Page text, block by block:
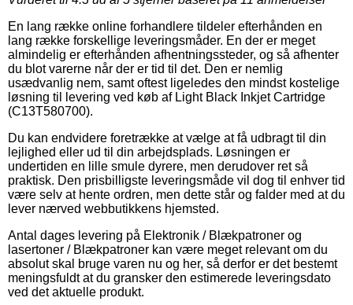
En lang række online forhandlere tildeler efterhånden en
lang række forskellige leveringsmåder. En der er meget
almindelig er efterhånden afhentningssteder, og så afhenter
du blot varerne når der er tid til det. Den er nemlig
usædvanlig nem, samt oftest ligeledes den mindst kostelige
løsning til levering ved køb af Light Black Inkjet Cartridge
(C13T580700).
Du kan endvidere foretrække at vælge at få udbragt til din
lejlighed eller ud til din arbejdsplads. Løsningen er
undertiden en lille smule dyrere, men derudover ret så
praktisk. Den prisbilligste leveringsmåde vil dog til enhver tid
være selv at hente ordren, men dette står og falder med at du
lever nærved webbutikkens hjemsted.
Antal dages levering på Elektronik / Blækpatroner og
lasertoner / Blækpatroner kan være meget relevant om du
absolut skal bruge varen nu og her, så derfor er det bestemt
meningsfuldt at du gransker den estimerede leveringsdato
ved det aktuelle produkt.